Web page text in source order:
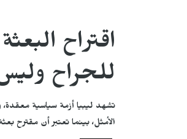
اقتراح
للجراح
تشهد ليبيا أزمة سياسية
الأمثل، بينما تعتبر أن مقترح